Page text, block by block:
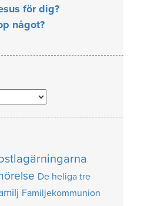
för dig?
något?
De heliga tre
Familjekommunion